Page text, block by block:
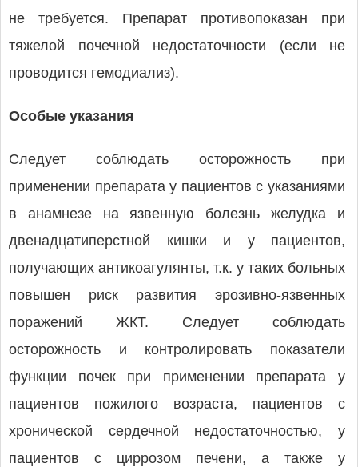
не требуется. Препарат противопоказан при
тяжелой почечной недостаточности (если не
проводится гемодиализ).
Особые указания
Следует соблюдать осторожность при
применении препарата у пациентов с указаниями
в анамнезе на язвенную болезнь желудка и
двенадцатиперстной кишки и у пациентов,
получающих антикоагулянты, т.к. у таких больных
повышен риск развития эрозивно-язвенных
поражений ЖКТ. Следует соблюдать
осторожность и контролировать показатели
функции почек при применении препарата у
пациентов пожилого возраста, пациентов с
хронической сердечной недостаточностью, у
пациентов с циррозом печени, а также у